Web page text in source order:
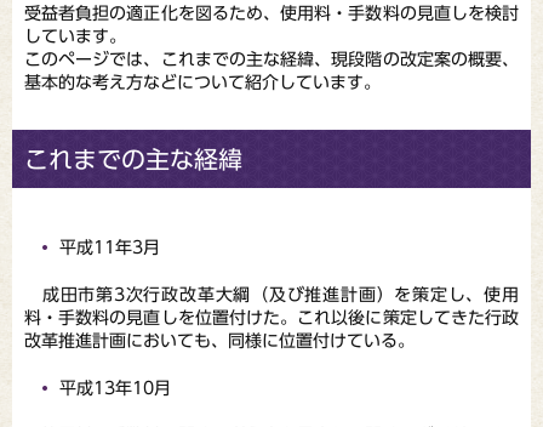
受益者負担の適正化を図るため、使用料・手数料の見直しを検討
しています。
このページでは、これまでの主な経緯、現段階の改定案の概要、
基本的な考え方などについて紹介しています。
これまでの主な経緯
平成11年3月
成田市第3次行政改革大綱（及び推進計画）を策定し、使用
料・手数料の見直しを位置付けた。これ以後に策定してきた行政
改革推進計画においても、同様に位置付けている。
平成13年10月